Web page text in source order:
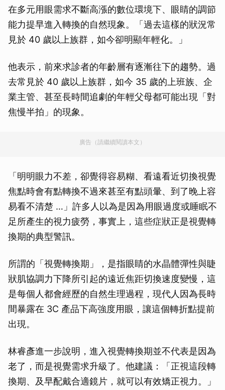
在多元用眼需求不斷高漲的數位環境下、眼睛的調節
能力提早進入轉換的自然現象。「過去這樣的狀況常
見於 40 歲以上族群，如今卻明顯年輕化。」
他表示，前來求診者的年齡層有逐漸往下的趨勢。過
去常見於 40 歲以上族群，如今 35 歲的上班族、企
業主管、甚至長時間追劇的年輕父母都可能出現「對
焦慢半拍」的現象。
廣告（請繼續閱讀本文）
「明明眼力不差，卻覺得容易糊、看遠看近切換視覺
焦點時會有點轉換不過來甚至有點頭暈、到了晚上容
易看不清楚 …」許多人以為是因為用眼過度或睡眠不
足所產生的視力疲勞，事實上，這些症狀正是視覺轉
換期的典型警訊。
所謂的「視覺轉換期」，是指眼睛的水晶體彈性與睫
狀肌協調力下降所引起的遠近焦距切換速度變慢，這
是每個人都會經歷的自然生理過程，現代人因為長時
間暴露在 3C 產品下高強度用眼，讓這個轉折點提前
出現。
林睿彥進一步說明，進入視覺轉換期並不代表是因為
老了，而是視覺需求升級了。他建議：「正視這段轉
換期、及早配戴合適鏡片，就可以有效矯正視力。」